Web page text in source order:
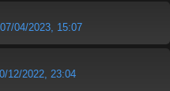
07/04/2023, 15:07
12/2022, 23:04